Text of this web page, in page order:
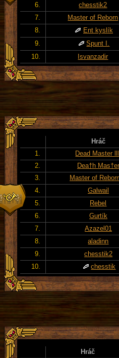
6.
chesstik2
7.
Master of Reborn
8.
Ent kyslík
9.
Spunt I.
10.
Isvanzadir
Hráč
1.
Dead Master lll.
2.
Dea†h Mas†er
3.
Master of
4.
Galwail
5.
Rebel
6.
Gurtík
7.
Azazel01
8.
aladinn
9.
chesstik2
10.
chesstik
Hráč